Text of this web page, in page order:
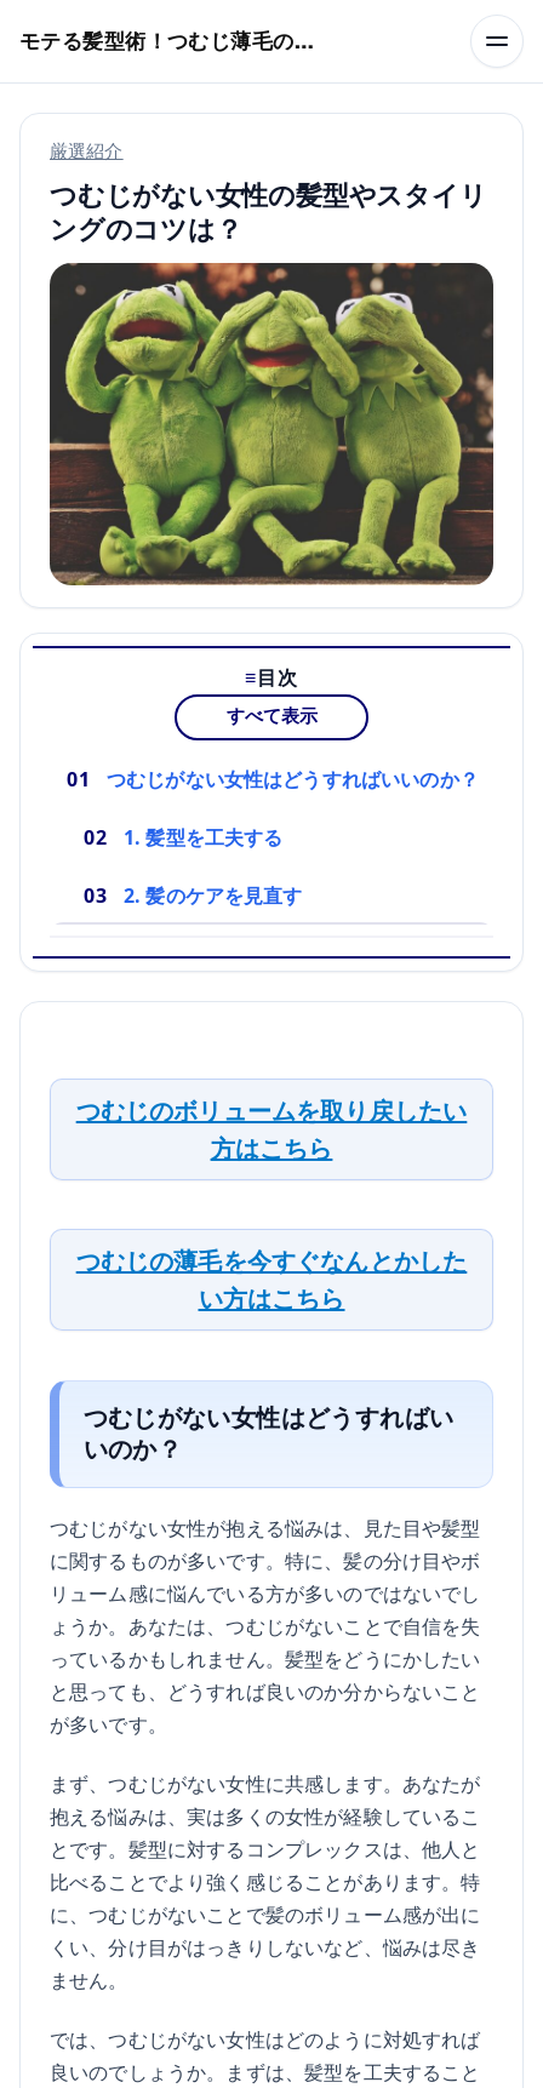
モテる髪型術！つむじ薄毛の隠し方
厳選紹介
つむじがない女性の髪型やスタイリ
ングのコツは？
目次
すべて表示
つむじがない女性はどうすればいいのか？
1. 髪型を工夫する
2. 髪のケアを見直す
つむじのボリュームを取り戻したい
方はこちら
つむじの薄毛を今すぐなんとかした
い方はこちら
つむじがない女性はどうすればい
いのか？
つむじがない女性が抱える悩みは、見た目や髪型
に関するものが多いです。特に、髪の分け目やボ
リューム感に悩んでいる方が多いのではないでし
ょうか。あなたは、つむじがないことで自信を失
っているかもしれません。髪型をどうにかしたい
と思っても、どうすれば良いのか分からないこと
が多いです。
まず、つむじがない女性に共感します。あなたが
抱える悩みは、実は多くの女性が経験しているこ
とです。髪型に対するコンプレックスは、他人と
比べることでより強く感じることがあります。特
に、つむじがないことで髪のボリューム感が出に
くい、分け目がはっきりしないなど、悩みは尽き
ません。
では、つむじがない女性はどのように対処すれば
良いのでしょうか。まずは、髪型を工夫すること